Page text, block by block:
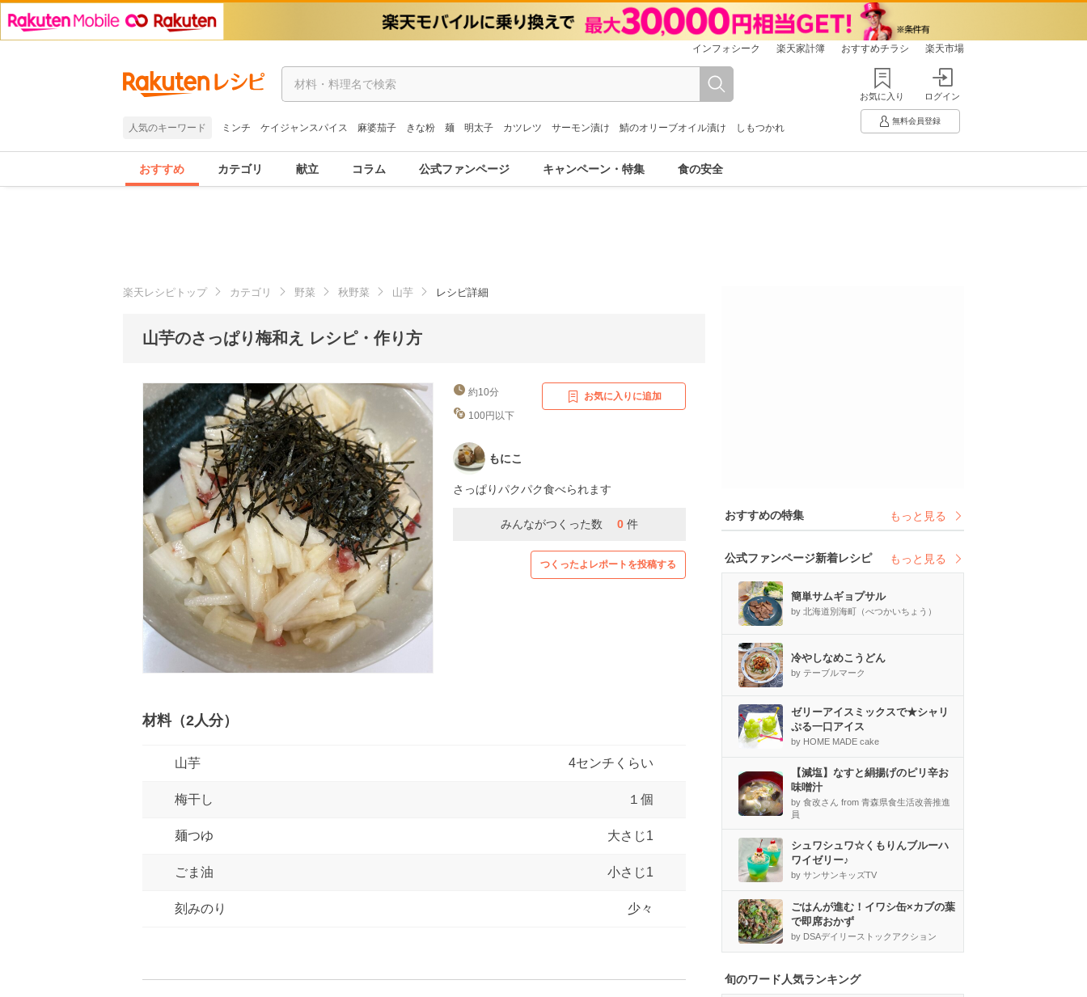
インフォシーク 楽天家計簿 おすすめチラシ 楽天市場
人気のキーワード ミンチ ケイジャンスパイス 麻婆茄子 きな粉 麺 明太子 カツレツ サーモン漬け 鯖のオリーブオイル漬け しもつかれ
お気に入り ログイン
無料会員登録
おすすめ カテゴリ 献立 コラム 公式ファンページ キャンペーン・特集 食の安全
楽天レシピトップ カテゴリ 野菜 秋野菜 山芋 レシピ詳細
山芋のさっぱり梅和え レシピ・作り方
約10分
100円以下
お気に入りに追加
もにこ
さっぱりパクパク食べられます
みんながつくった数 0 件
つくったよレポートを投稿する
材料（2人分）
山芋 4センチくらい
梅干し １個
麺つゆ 大さじ1
ごま油 小さじ1
刻みのり 少々
おすすめの特集 もっと見る
公式ファンページ新着レシピ もっと見る
簡単サムギョプサル
by 北海道別海町（べつかいちょう）
冷やしなめこうどん
by テーブルマーク
ゼリーアイスミックスで★シャリ
ぷる一口アイス
by HOME MADE cake
【減塩】なすと絹揚げのピリ辛お
味噌汁
by 食改さん from 青森県食生活改善推進
員
シュワシュワ☆くもりんブルーハ
ワイゼリー♪
by サンサンキッズTV
ごはんが進む！イワシ缶×カブの葉
で即席おかず
by DSAデイリーストックアクション
旬のワード人気ランキング